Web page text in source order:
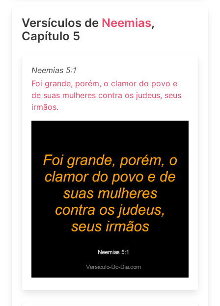
Versículos de Neemias,
Capítulo 5
Neemias 5:1
Foi grande, porém, o clamor do povo e
de suas mulheres contra os judeus, seus
irmãos.